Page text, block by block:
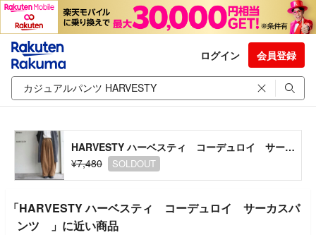
ログイン 会員登録
HARVESTY ハーベスティ コーデュロイ サーカスパンツ
¥7,480
SOLDOUT
「HARVESTY ハーベスティ コーデュロイ サーカスパ
ンツ 」に近い商品